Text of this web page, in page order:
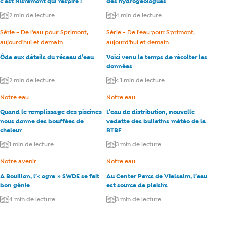
2 min de lecture
4 min de lecture
Ôde aux détails du réseau d’eau
Catégorie :
Série - De l'eau pour Sprimont,
aujourd'hui et demain
2 min de lecture
Voici venu le temps de récolter les
données
Catégorie :
Série - De l'eau pour Sprimont,
aujourd'hui et demain
< 1 min de lecture
Quand le remplissage des piscines
nous donne des bouffées de
chaleur
Catégorie :
Notre eau
1 min de lecture
L’eau de distribution, nouvelle
vedette des bulletins météo de la
RTBF
Catégorie :
Notre eau
3 min de lecture
A Bouillon, l’« ogre » SWDE se fait
bon génie
Catégorie :
Notre avenir
4 min de lecture
Au Center Parcs de Vielsalm, l’eau
est source de plaisirs
Catégorie :
Notre eau
3 min de lecture